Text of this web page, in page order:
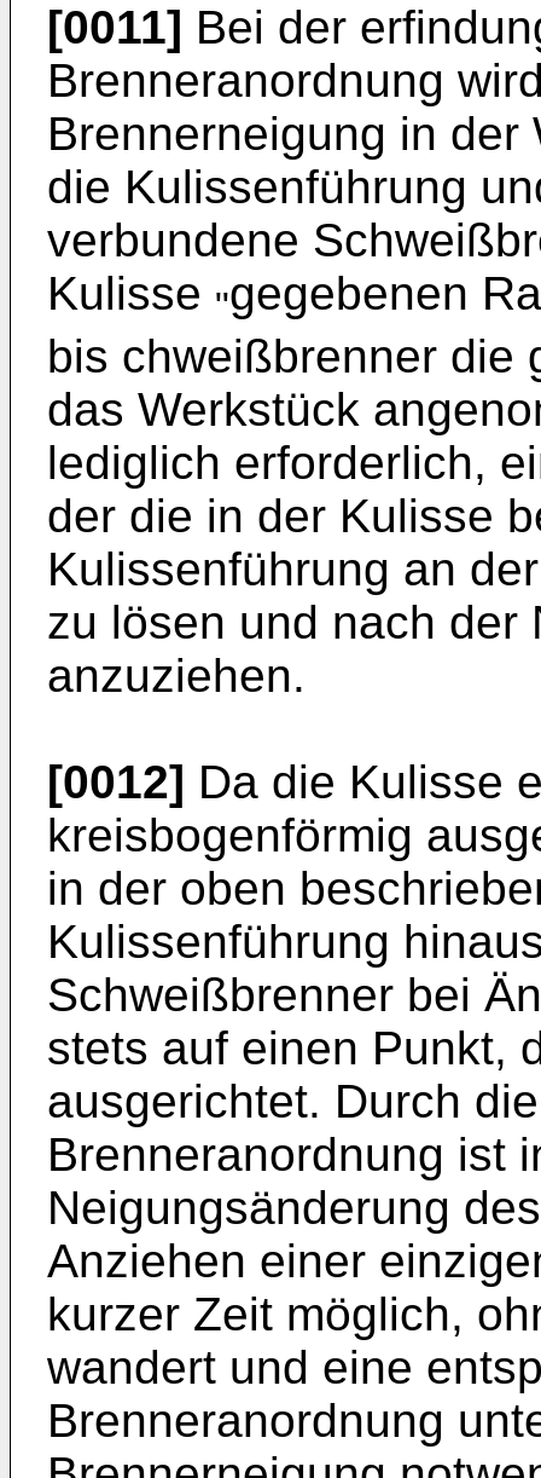
[0011] Bei der
Brenneranordnung
Brennerneigung in
die Kulissenführung
verbundene
Kulisse "gegebenen
bis chweißbrenner die
das Werkstück
lediglich erforderlich,
der die in der Kulisse
Kulissenführung an
zu lösen und nach der
anzuziehen.
[0012] Da die Kulisse
kreisbogenförmig
in der oben
Kulissenführung
Schweißbrenner bei
stets auf einen Punkt,
ausgerichtet. Durch
Brenneranordnung ist
Neigungsänderung
Anziehen einer
kurzer Zeit möglich,
wandert und eine
Brenneranordnung